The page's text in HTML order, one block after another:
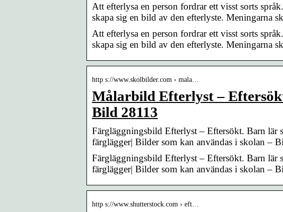
Att efterlysa en person fordrar ett visst sorts
skapa sig en bild av den efterlyste. Meningarna
Att efterlysa en person fordrar ett visst sorts
skapa sig en bild av den efterlyste. Meningarna
http s://www.skolbilder.com › mala…
Målarbild Efterlyst –
Bild 28113
Färgläggningsbild Efterlyst – Eftersökt. Barn lär
färglägger| Bilder som kan användas i skolan –
Färgläggningsbild Efterlyst – Eftersökt. Barn lär
färglägger| Bilder som kan användas i skolan –
http s://www.shutterstock.com › eft…